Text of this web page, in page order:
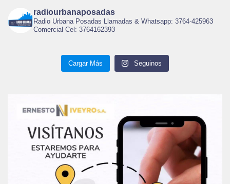
radiourbanaposadas
Radio Urbana Posadas Llamadas & Whatsapp: 3764-425963
Comercial Cel: 3764162393
Cargar Más Seguinos